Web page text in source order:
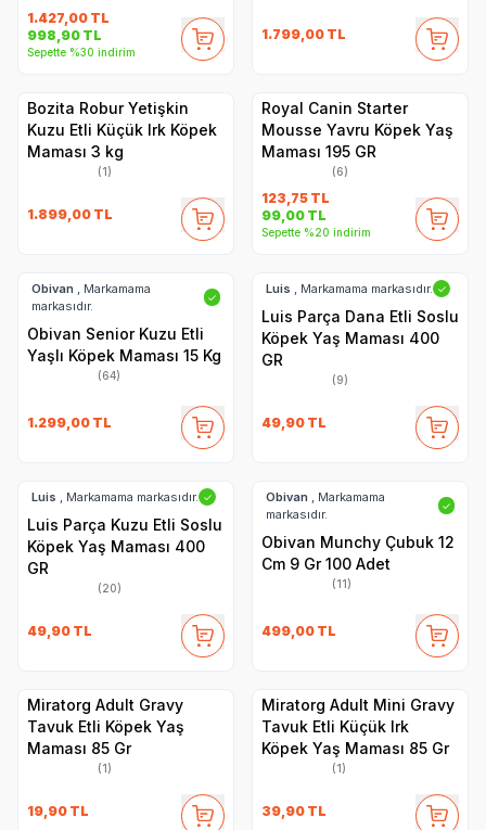
1.427,00 TL
998,90 TL
Sepette %30 indirim
1.799,00 TL
Bozita Robur Yetişkin
Kuzu Etli Küçük Irk Köpek
Maması 3 kg
(1)
1.899,00 TL
Royal Canin Starter
Mousse Yavru Köpek Yaş
Maması 195 GR
(6)
123,75 TL
99,00 TL
Sepette %20 indirim
Obivan , Markamama
markasıdır.
✓
Obivan Senior Kuzu Etli
Yaşlı Köpek Maması 15 Kg
(64)
1.299,00 TL
Luis , Markamama markasıdır. ✓
Luis Parça Dana Etli Soslu
Köpek Yaş Maması 400
GR
(9)
49,90 TL
Luis , Markamama markasıdır. ✓
Luis Parça Kuzu Etli Soslu
Köpek Yaş Maması 400
GR
(20)
49,90 TL
Obivan , Markamama
markasıdır.
✓
Obivan Munchy Çubuk 12
Cm 9 Gr 100 Adet
(11)
499,00 TL
Miratorg Adult Gravy
Tavuk Etli Köpek Yaş
Maması 85 Gr
(1)
19,90 TL
Miratorg Adult Mini Gravy
Tavuk Etli Küçük Irk
Köpek Yaş Maması 85 Gr
(1)
39,90 TL